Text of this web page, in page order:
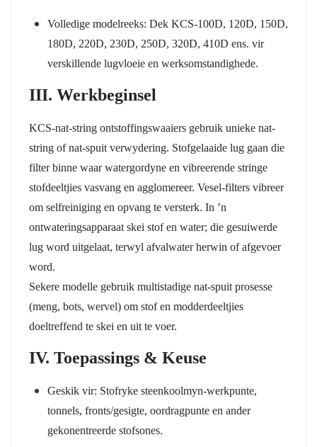
Volledige modelreeks: Dek KCS-100D, 120D, 150D,
180D, 220D, 230D, 250D, 320D, 410D ens. vir
verskillende lugvloeie en werksomstandighede.
III. Werkbeginsel
KCS-nat-string ontstoffingswaaiers gebruik unieke nat-
string of nat-spuit verwydering. Stofgelaaide lug gaan die
filter binne waar watergordyne en vibreerende stringe
stofdeeltjies vasvang en agglomereer. Vesel-filters vibreer
om selfreiniging en opvang te versterk. In ’n
ontwateringsapparaat skei stof en water; die gesuiwerde
lug word uitgelaat, terwyl afvalwater herwin of afgevoer
word.
Sekere modelle gebruik multistadige nat-spuit prosesse
(meng, bots, wervel) om stof en modderdeeltjies
doeltreffend te skei en uit te voer.
IV. Toepassings & Keuse
Geskik vir: Stofryke steenkoolmyn-werkpunte,
tonnels, fronts/gesigte, oordragpunte en ander
gekonentreerde stofsones.